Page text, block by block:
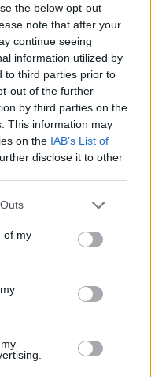
the below opt-out
note that after your
continue seeing
information utilized by
to third parties prior to
out of the further
by third parties on the
This information may
on the IAB’s List of
disclose it to other
of my
2026: a Lonigo “Little
del sogno”
il 5 agosto il primo
Vicentino con Maria
libri, poesie e musica